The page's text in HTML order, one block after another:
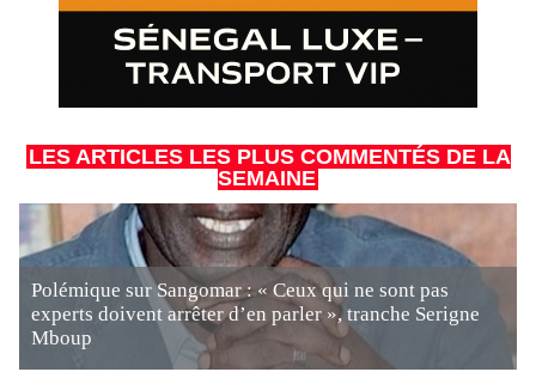
LES ARTICLES LES PLUS COMMENTÉS DE LA
SEMAINE
Polémique sur Sangomar : « Ceux qui ne sont pas
experts doivent arrêter d’en parler », tranche Serigne
Mboup